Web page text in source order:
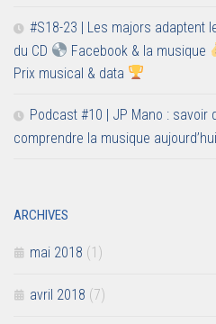
#S18-23 | Les majors adaptent
du CD
Facebook & la musique
Prix musical & data
Podcast #10 | JP Mano : savoir
comprendre la musique aujourd’hui
ARCHIVES
mai 2018 (1)
avril 2018 (7)